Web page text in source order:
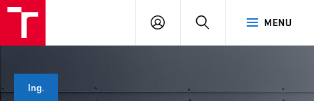
MENU
PŘIHLÁSIT
Ing.